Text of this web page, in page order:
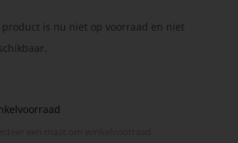
product is nu niet op voorraad en niet